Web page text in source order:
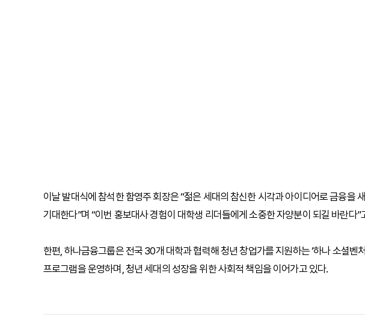
이날 발대식에 참석한 함영주 회장은 “젊은 세대의 참신한 시각과 아이디어로 금융을
기대한다”며 “이번 홍보대사 경험이 대학생 리더들에게 소중한 자양분이 되길 바란다”
한편, 하나금융그룹은 전국 30개 대학과 협력해 청년 창업가를 지원하는 ‘하나 소셜벤
프로그램을 운영하며, 청년 세대의 성장을 위한 사회적 책임을 이어가고 있다.